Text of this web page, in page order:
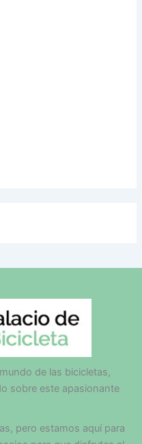
de las bicicletas,
sobre este apasionante
pero estamos aquí para